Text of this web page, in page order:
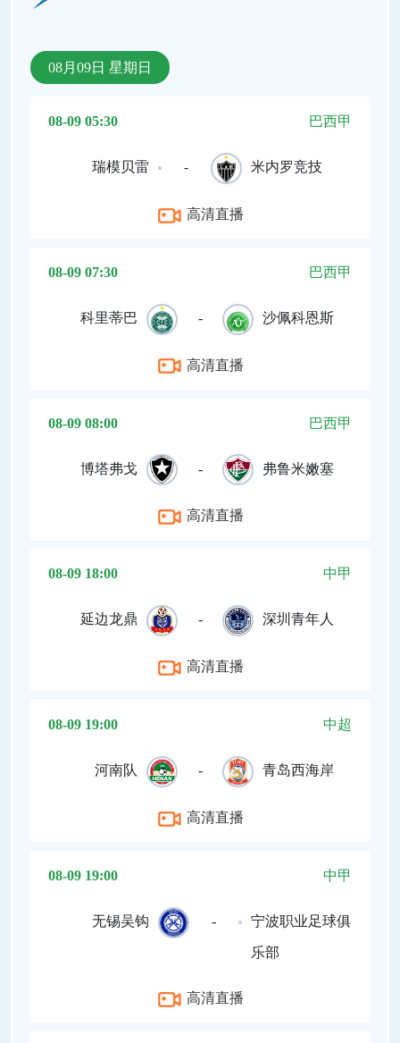
08月09日 星期日
08-09 05:30 巴西甲
瑞模贝雷 - 米内罗竞技
高清直播
08-09 07:30 巴西甲
科里蒂巴 - 沙佩科恩斯
高清直播
08-09 08:00 巴西甲
博塔弗戈 - 弗鲁米嫩塞
高清直播
08-09 18:00 中甲
延边龙鼎 - 深圳青年人
高清直播
08-09 19:00 中超
河南队 - 青岛西海岸
高清直播
08-09 19:00 中甲
无锡吴钩 - 宁波职业足球俱
乐部
高清直播